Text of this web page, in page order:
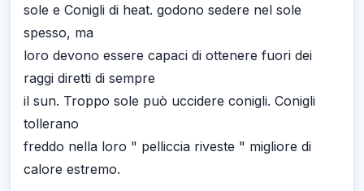
sole e Conigli di heat. godono sedere nel sole
spesso, ma
loro devono essere capaci di ottenere fuori dei
raggi diretti di sempre
il sun. Troppo sole può uccidere conigli. Conigli
tollerano
freddo nella loro " pelliccia riveste " migliore di
calore estremo.